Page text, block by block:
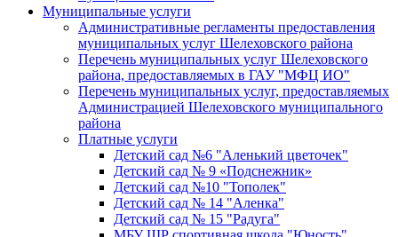
Муниципальные услуги
Административные регламенты предоставления
муниципальных услуг Шелеховского района
Перечень муниципальных услуг Шелеховского
района, предоставляемых в ГАУ "МФЦ ИО"
Перечень муниципальных услуг, предоставляемых
Администрацией Шелеховского муниципального
района
Платные услуги
Детский сад №6 "Аленький цветочек"
Детский сад № 9 «Подснежник»
Детский сад №10 "Тополек"
Детский сад № 14 "Аленка"
Детский сад № 15 "Радуга"